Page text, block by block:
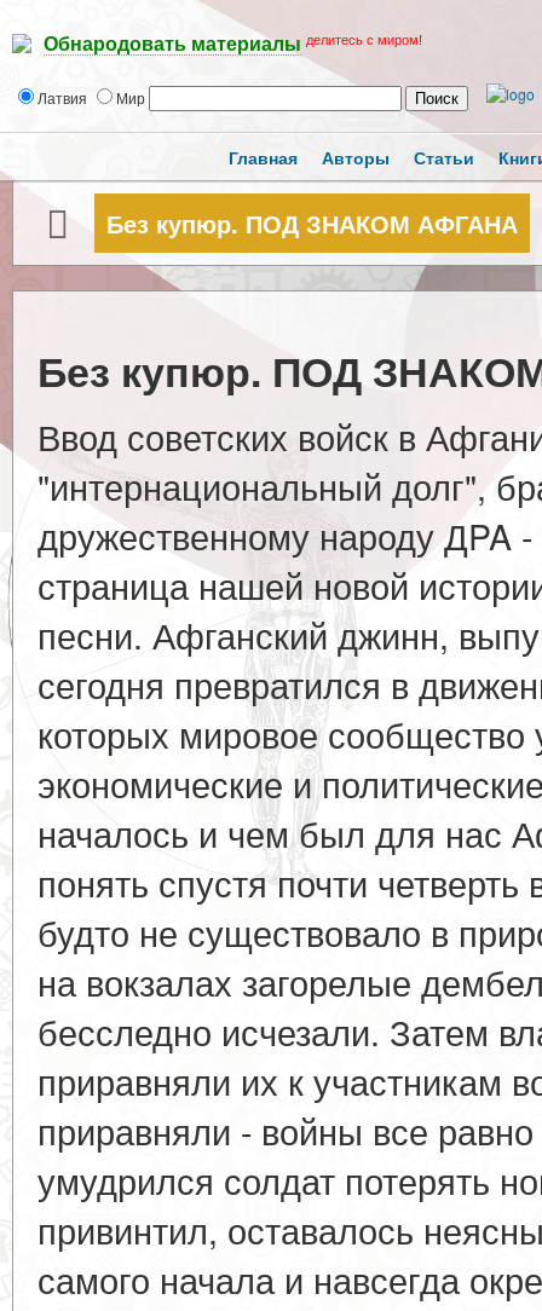
Обнародовать материалы делитесь с миром!
Латвия Мир
Главная Авторы Статьи
Без купюр. ПОД ЗНАКОМ АФГАНА
Без купюр. ПОД
Ввод советских войск в
"интернациональный долг",
дружественному народу ДPA
страница нашей новой
песни. Афганский джинн,
сегодня превратился в
которых мировое
экономические и
началось и чем был для нас
понять спустя почти
будто не существовало в
на вокзалах загорелые
бесследно исчезали. Затем
приравняли их к участникам
приравняли - войны все
умудрился солдат потерять
привинтил, оставалось
самого начала и навсегда